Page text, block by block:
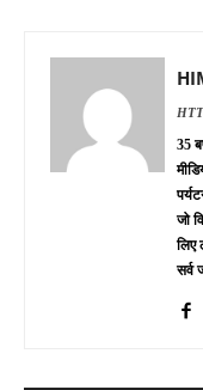
35
जो
लिए
सर्व